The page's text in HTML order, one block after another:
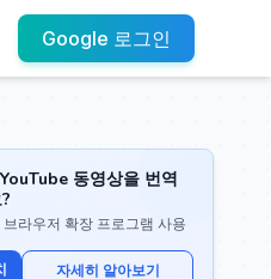
Google 로그인
동영상을 번역
라우저 확장 프로그램 사용
자세히 알아보기